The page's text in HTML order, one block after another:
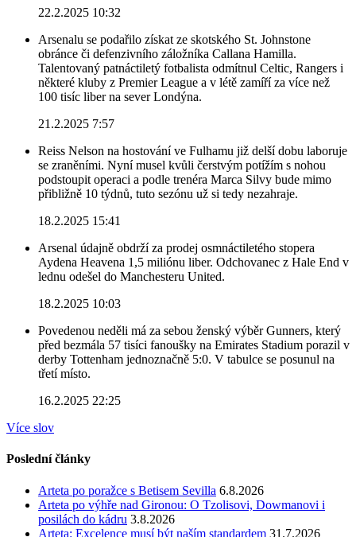
22.2.2025 10:32
Arsenalu se podařilo získat ze skotského St. Johnstone
obránce či defenzivního záložníka Callana Hamilla.
Talentovaný patnáctiletý fotbalista odmítnul Celtic, Rangers i
některé kluby z Premier League a v létě zamíří za více než
100 tisíc liber na sever Londýna.
21.2.2025 7:57
Reiss Nelson na hostování ve Fulhamu již delší dobu laboruje
se zraněními. Nyní musel kvůli čerstvým potížím s nohou
podstoupit operaci a podle trenéra Marca Silvy bude mimo
přibližně 10 týdnů, tuto sezónu už si tedy nezahraje.
18.2.2025 15:41
Arsenal údajně obdrží za prodej osmnáctiletého stopera
Aydena Heavena 1,5 miliónu liber. Odchovanec z Hale End v
lednu odešel do Manchesteru United.
18.2.2025 10:03
Povedenou neděli má za sebou ženský výběr Gunners, který
před bezmála 57 tisíci fanoušky na Emirates Stadium porazil v
derby Tottenham jednoznačně 5:0. V tabulce se posunul na
třetí místo.
16.2.2025 22:25
Více slov
Poslední články
Arteta po poražce s Betisem Sevilla 6.8.2026
Arteta po výhře nad Gironou: O Tzolisovi, Dowmanovi i
posilách do kádru 3.8.2026
Arteta: Excelence musí být naším standardem 31.7.2026